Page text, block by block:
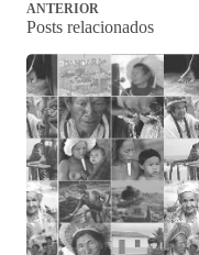
ANTERIOR
Posts relacionados